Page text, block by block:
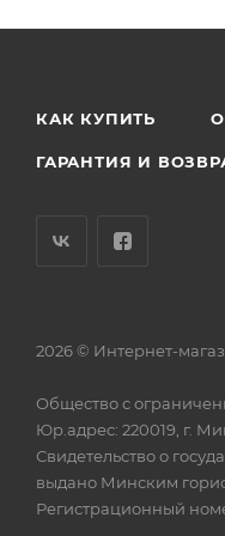
КАК КУПИТЬ
ГАРАНТИЯ И
2026 © Интернет-
Общество с
Юр.адрес: 220019, г.
Свидетельство о
выдано Минским
Регистрационный